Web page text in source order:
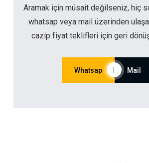
Aramak için müsait değilseniz, hiç
whatsap veya mail üzerinden
cazip fiyat teklifleri için geri
Whatsap | Mail